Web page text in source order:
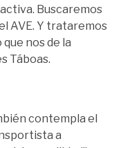
Buscaremos
AVE. Y trataremos
nos de la
Táboas.
contempla el
a